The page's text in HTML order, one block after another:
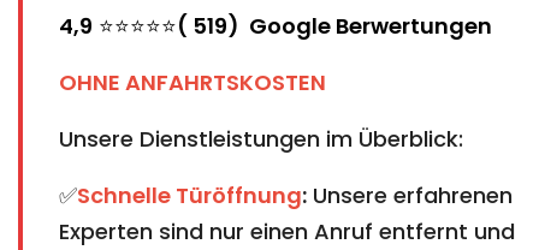
4,9 ⭐⭐⭐⭐⭐( 519) Google Berwertungen
OHNE ANFAHRTSKOSTEN
Unsere Dienstleistungen im Überblick:
✅Schnelle Türöffnung: Unsere erfahrenen
Experten sind nur einen Anruf entfernt und